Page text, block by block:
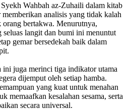
Wahbah az-Zuhaili dalam kitab
analisis yang tidak kalah
bertakwa. Menurutnya,
seluas langit dan bumi ini menuntut
gemar bersedekah baik dalam
juga merinci tiga indikator utama
dijemput oleh setiap hamba.
yang kuat untuk menahan
memaafkan kesalahan sesama, serta
secara universal.